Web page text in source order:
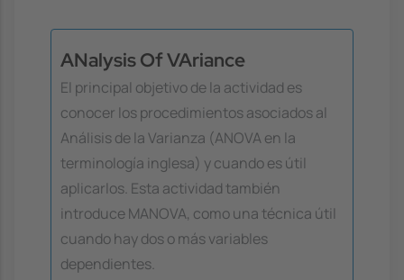
ANalysis Of VAriance
El principal objetivo de la actividad es
conocer los procedimientos asociados al
Análisis de la Varianza (ANOVA en la
terminología inglesa) y cuando es útil
aplicarlos. Esta actividad también
introduce MANOVA, como una técnica útil
cuando hay dos o más variables
dependientes.